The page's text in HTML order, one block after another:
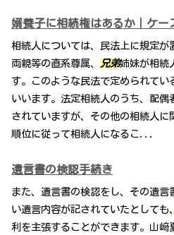
婿養子に相続権はあるか｜ケー
相続人については、民法上に規定が
両親等の直系尊属、
兄弟姉妹が相続
す。このような民法で定められてい
いいます。法定相続人のうち、配偶
されていますが、その他の相続人に
順位に従って相続人になるこ...
遺言書の検認手続き
また、遺言書の検認をし、その遺言
い遺言内容が記されていたとしても、
利を主張することができます。山﨑